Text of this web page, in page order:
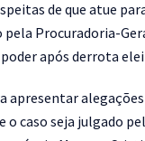
de que atue
Procuradoria-
após derrota
caso seja julgado